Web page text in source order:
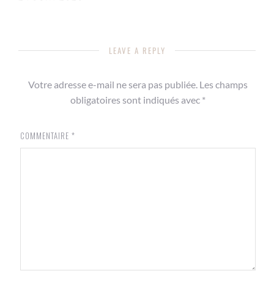
LEAVE A REPLY
Votre adresse e-mail ne sera pas publiée. Les champs
obligatoires sont indiqués avec *
COMMENTAIRE *